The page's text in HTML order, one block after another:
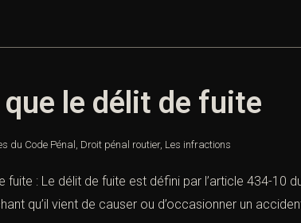
que le délit de fuite
du Code Pénal , Droit pénal routier, Les infractions
fuite : Le délit de fuite est défini par l’article 434-
qu’il vient de causer ou d’occasionner un